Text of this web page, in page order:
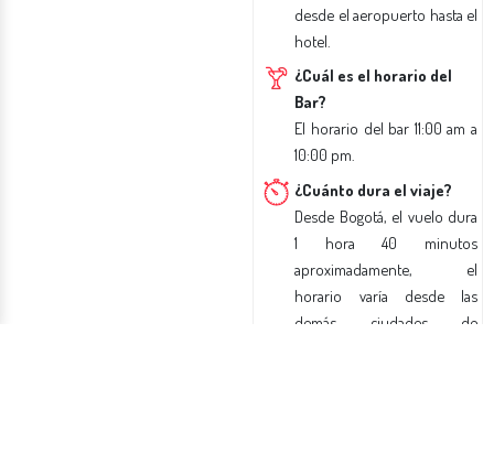
desde el aeropuerto hasta el
hotel.
¿Cuál es el horario del
Bar?
El horario del bar 11:00 am a
10:00 pm.
¿Cuánto dura el viaje?
Desde Bogotá, el vuelo dura
1 hora 40 minutos
aproximadamente, el
horario varía desde las
demás ciudades de